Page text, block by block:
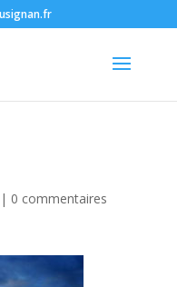
| 0 commentaires